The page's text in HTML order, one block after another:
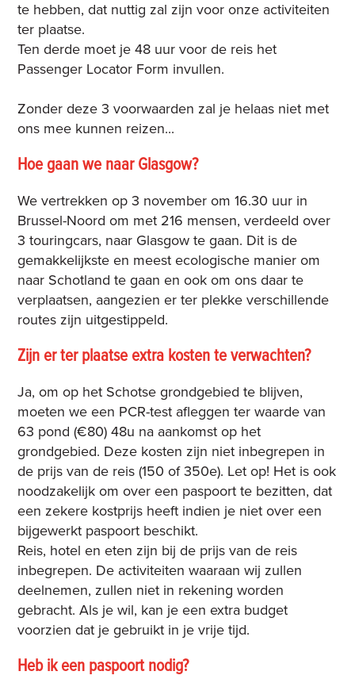
te hebben, dat nuttig zal zijn voor onze activiteiten
ter plaatse.
Ten derde moet je 48 uur voor de reis het
Passenger Locator Form invullen.
Zonder deze 3 voorwaarden zal je helaas niet met
ons mee kunnen reizen...
Hoe gaan we naar Glasgow?
We vertrekken op 3 november om 16.30 uur in
Brussel-Noord om met 216 mensen, verdeeld over
3 touringcars, naar Glasgow te gaan. Dit is de
gemakkelijkste en meest ecologische manier om
naar Schotland te gaan en ook om ons daar te
verplaatsen, aangezien er ter plekke verschillende
routes zijn uitgestippeld.
Zijn er ter plaatse extra kosten te verwachten?
Ja, om op het Schotse grondgebied te blijven,
moeten we een PCR-test afleggen ter waarde van
63 pond (€80) 48u na aankomst op het
grondgebied. Deze kosten zijn niet inbegrepen in
de prijs van de reis (150 of 350e). Let op! Het is ook
noodzakelijk om over een paspoort te bezitten, dat
een zekere kostprijs heeft indien je niet over een
bijgewerkt paspoort beschikt.
Reis, hotel en eten zijn bij de prijs van de reis
inbegrepen. De activiteiten waaraan wij zullen
deelnemen, zullen niet in rekening worden
gebracht. Als je wil, kan je een extra budget
voorzien dat je gebruikt in je vrije tijd.
Heb ik een paspoort nodig?